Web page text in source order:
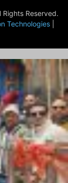
Reserved.
Technologies